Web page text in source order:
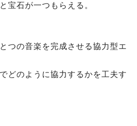
宝石が一つもらえる。
つの音楽を完成させる協力型エ
どのように協力するかを工夫す